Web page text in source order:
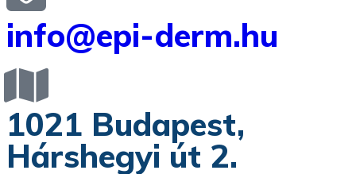
info@epi-derm.hu
1021 Budapest,
Hárshegyi út 2.